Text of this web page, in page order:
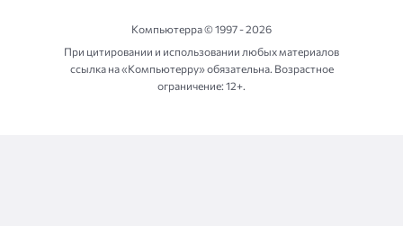
Компьютерра ©1997 - 2026
При цитировании и использовании любых материалов
ссылка на «Компьютерру» обязательна. Возрастное
ограничение: 12+.